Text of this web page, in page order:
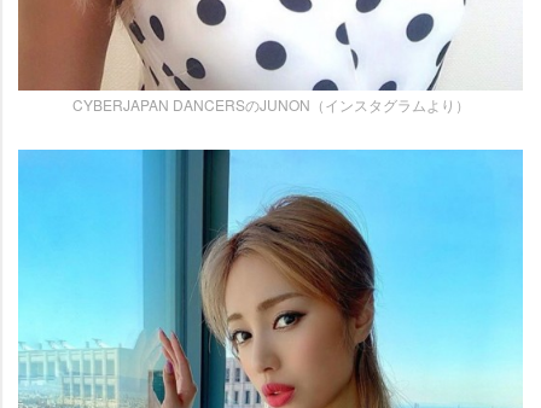
CYBERJAPAN DANCERSのJUNON（インスタグラムより）